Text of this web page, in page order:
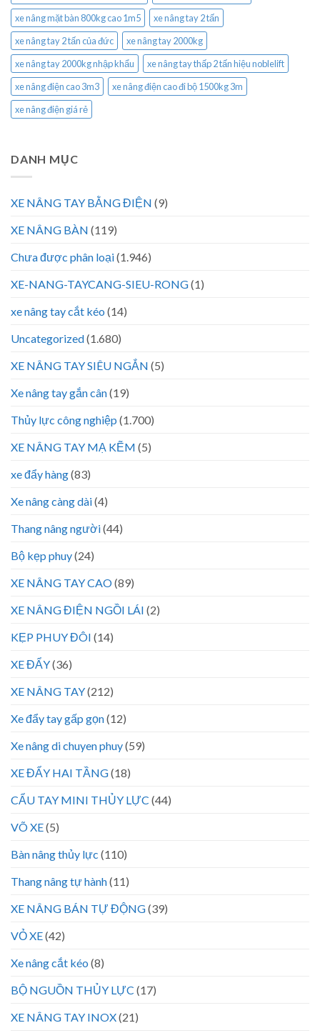
xe nâng mặt bàn 800kg cao 1m5
xe nâng tay 2 tấn
xe nâng tay 2 tấn của đức
xe nâng tay 2000kg
xe nâng tay 2000kg nhập khẩu
xe nâng tay thấp 2 tấn hiệu noblelift
xe nâng điện cao 3m3
xe nâng điện cao đi bộ 1500kg 3m
xe nâng điện giá rẻ
DANH MỤC
XE NÂNG TAY BẰNG ĐIỆN (9)
XE NÂNG BÀN (119)
Chưa được phân loại(1.946)
XE-NANG-TAYCANG-SIEU-RONG(1)
xe nâng tay cắt kéo (14)
Uncategorized(1.680)
XE NÂNG TAY SIÊU NGẮN (5)
Xe nâng tay gắn cân(19)
Thủy lực công nghiệp (1.700)
XE NÂNG TAY MẠ KẼM (5)
xe đẩy hàng(83)
Xe nâng càng dài(4)
Thang nâng người(44)
Bộ kẹp phuy(24)
XE NÂNG TAY CAO(89)
XE NÂNG ĐIỆN NGỒI LÁI (2)
KẸP PHUY ĐÔI (14)
XE ĐẨY(36)
XE NÂNG TAY(212)
Xe đẩy tay gấp gọn(12)
Xe nâng di chuyen phuy(59)
XE ĐẨY HAI TẦNG(18)
CẨU TAY MINI THỦY LỰC (44)
VÕ XE(5)
Bàn nâng thủy lực (110)
Thang nâng tự hành(11)
XE NÂNG BÁN TỰ ĐỘNG(39)
VỎ XE(42)
Xe nâng cắt kéo (8)
BỘ NGUỒN THỦY LỰC (17)
XE NÂNG TAY INOX(21)